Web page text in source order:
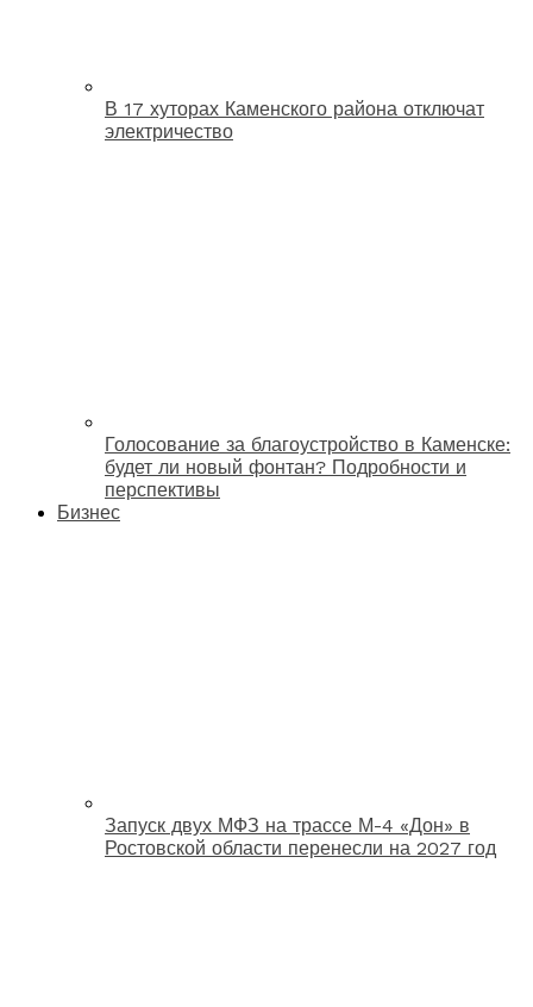
В 17 хуторах Каменского района отключат
электричество
Голосование за благоустройство в Каменске:
будет ли новый фонтан? Подробности и
перспективы
Бизнес
Запуск двух МФЗ на трассе М-4 «Дон» в
Ростовской области перенесли на 2027 год